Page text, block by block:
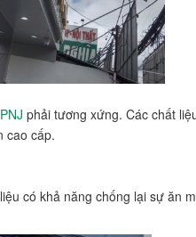
phải tương xứng. Các chất
cao cấp.
có khả năng chống lại sự ăn